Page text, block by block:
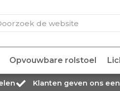
Opvouwbare rolstoel
Klanten geven ons